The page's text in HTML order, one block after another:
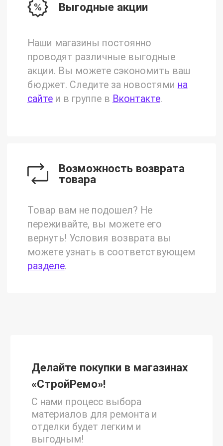
Выгодные акции
Наши магазины постоянно
проводят различные выгодные
акции. Вы можете сэкономить ваш
бюджет. Следите за новостями на
сайтеи в группе в Вконтакте.
Возможность возврата
товара
Товар вам не подошел? Не
переживайте, вы можете его
вернуть! Условия возврата вы
можете узнать в соответствующем
разделе.
Делайте покупки в магазинах
«СтройРемо»!
С нами процесс выбора
материалов для ремонта и
отделки будет легким и
выгодным!